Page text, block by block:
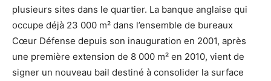
plusieurs sites dans le quartier. La banque anglaise qui
occupe déjà 23 000 m² dans l’ensemble de bureaux
Cœur Défense depuis son inauguration en 2001, après
une première extension de 8 000 m² en 2010, vient de
signer un nouveau bail destiné à consolider la surface